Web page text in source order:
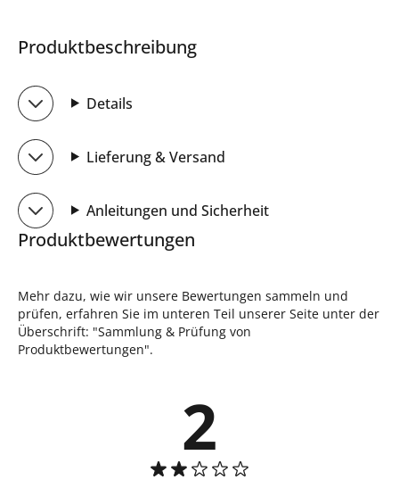
Produktbeschreibung
Details
Lieferung & Versand
Anleitungen und Sicherheit
Produktbewertungen
Mehr dazu, wie wir unsere Bewertungen sammeln und
prüfen, erfahren Sie im unteren Teil unserer Seite unter der
Überschrift: "Sammlung & Prüfung von
Produktbewertungen".
2